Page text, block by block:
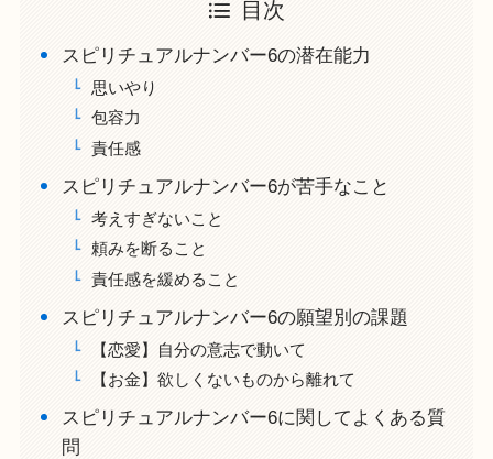
目次
スピリチュアルナンバー6の潜在能力
思いやり
包容力
責任感
スピリチュアルナンバー6が苦手なこと
考えすぎないこと
頼みを断ること
責任感を緩めること
スピリチュアルナンバー6の願望別の課題
【恋愛】自分の意志で動いて
【お金】欲しくないものから離れて
スピリチュアルナンバー6に関してよくある質
問